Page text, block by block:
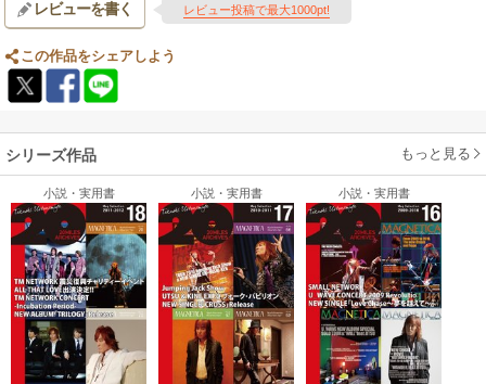
レビューを書く レビュー投稿で最大1000pt!
この作品をシェアしよう
シリーズ作品 もっと見る
小説・実用書 小説・実用書 小説・実用書